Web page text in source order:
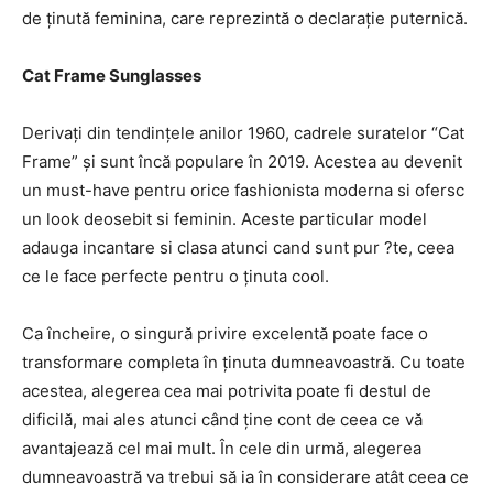
de ținută feminina, care reprezintă o declarație puternică.
Cat Frame Sunglasses
Derivați din tendințele anilor 1960, cadrele suratelor “Cat
Frame” și sunt încă populare în 2019. Acestea au devenit
un must-have pentru orice fashionista moderna si ofersc
un look deosebit si feminin. Aceste particular model
adauga incantare si clasa atunci cand sunt pur ?te, ceea
ce le face perfecte pentru o ținuta cool.
Ca încheire, o singură privire excelentă poate face o
transformare completa în ținuta dumneavoastră. Cu toate
acestea, alegerea cea mai potrivita poate fi destul de
dificilă, mai ales atunci când ține cont de ceea ce vă
avantajează cel mai mult. În cele din urmă, alegerea
dumneavoastră va trebui să ia în considerare atât ceea ce